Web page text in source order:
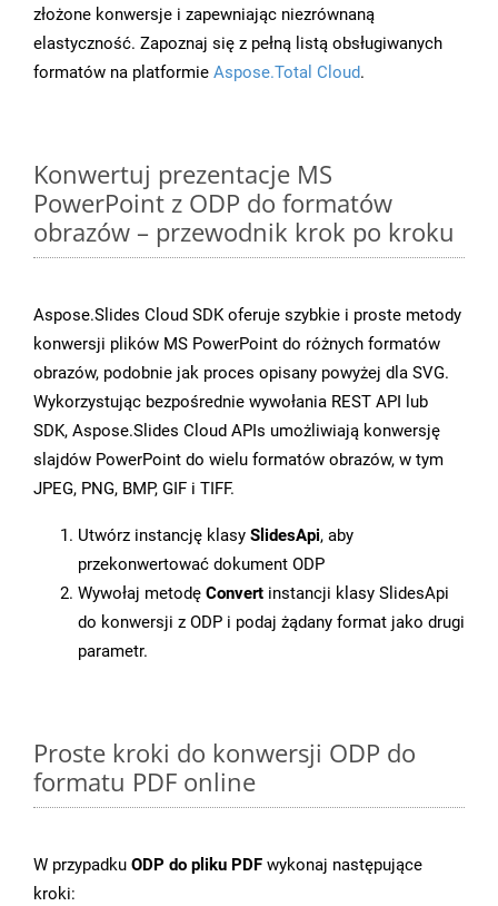
złożone konwersje i zapewniając niezrównaną
elastyczność. Zapoznaj się z pełną listą obsługiwanych
formatów na platformie Aspose.Total Cloud.
Konwertuj prezentacje MS
PowerPoint z ODP do formatów
obrazów – przewodnik krok po kroku
Aspose.Slides Cloud SDK oferuje szybkie i proste metody
konwersji plików MS PowerPoint do różnych formatów
obrazów, podobnie jak proces opisany powyżej dla SVG.
Wykorzystując bezpośrednie wywołania REST API lub
SDK, Aspose.Slides Cloud APIs umożliwiają konwersję
slajdów PowerPoint do wielu formatów obrazów, w tym
JPEG, PNG, BMP, GIF i TIFF.
Utwórz instancję klasy SlidesApi, aby
przekonwertować dokument ODP
Wywołaj metodę Convert instancji klasy SlidesApi
do konwersji z ODP i podaj żądany format jako drugi
parametr.
Proste kroki do konwersji ODP do
formatu PDF online
W przypadku ODP do pliku PDF wykonaj następujące
kroki: